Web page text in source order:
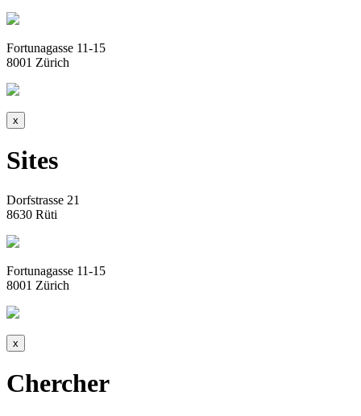
Fortunagasse 11-15
8001 Zürich
x
Sites
Dorfstrasse 21
8630 Rüti
Fortunagasse 11-15
8001 Zürich
x
Chercher